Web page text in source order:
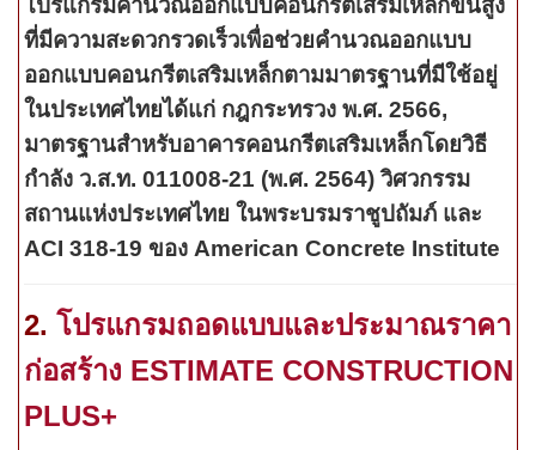
โปรแกรมคำนวณออกแบบคอนกรีตเสริมเหล็กขั้นสูง
ที่มีความสะดวกรวดเร็วเพื่อช่วยคำนวณออกแบบ
ออกแบบคอนกรีตเสริมเหล็กตามมาตรฐานที่มีใช้อยู่
ในประเทศไทยได้แก่ กฎกระทรวง พ.ศ. 2566,
มาตรฐานสำหรับอาคารคอนกรีตเสริมเหล็กโดยวิธี
กำลัง ว.ส.ท. 011008-21 (พ.ศ. 2564) วิศวกรรม
สถานแห่งประเทศไทย ในพระบรมราชูปถัมภ์ และ
ACI 318-19 ของ American Concrete Institute
2. โปรแกรมถอดแบบและประมาณราคา
ก่อสร้าง ESTIMATE CONSTRUCTION
PLUS+